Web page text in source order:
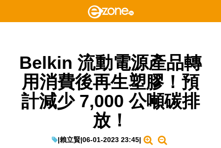
Belkin 流動電源產品轉
用消費後再生塑膠！預
計減少 7,000 公噸碳排
放！
|賴立賢|06-01-2023 23:45|